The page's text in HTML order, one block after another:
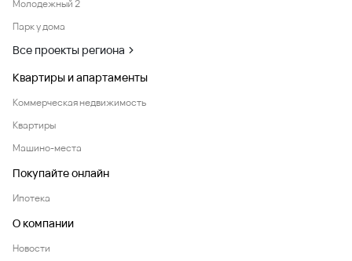
Молодежный 2
Парк у дома
Все проекты региона
Квартиры и апартаменты
Коммерческая недвижимость
Квартиры
Машино-места
Покупайте онлайн
Ипотека
О компании
Новости